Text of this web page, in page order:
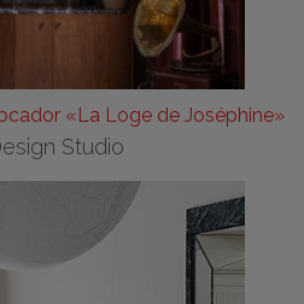
«La Loge de Joséphine»
Studio